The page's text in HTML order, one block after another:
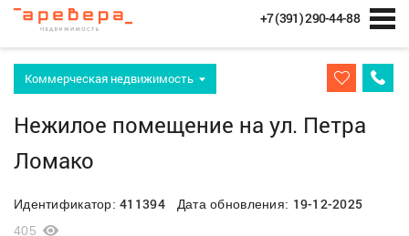
+7 (391) 290-44-88
Коммерческая недвижимость
Нежилое помещение на ул. Петра
Ломако
Идентификатор:411394Дата обновления: 19-12-2025
405